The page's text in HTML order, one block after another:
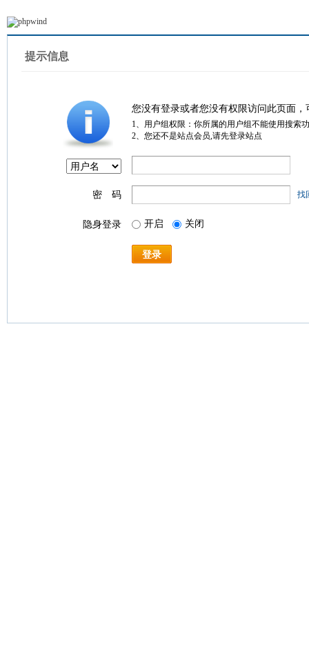
提示信息
您没有登录或者您没有权限访问此页面
1、用户组权限：你所属的用户组不能使用搜索
2、您还不是站点会员,请先登录站点
密 码 找
隐身登录 开启 关闭
登录